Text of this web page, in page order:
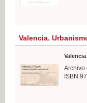
Valencia.
Archivo